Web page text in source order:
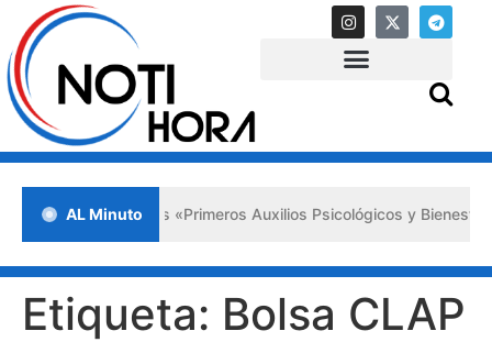
AL Minuto
en Lara impulsa los «Primeros Auxilios Psicológicos y Bienestar
Etiqueta: Bolsa CLAP